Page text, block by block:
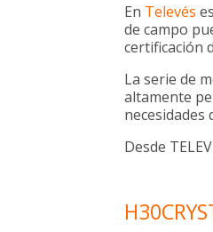
En Televés
de campo
certificación
La serie de
altamente
necesidades
Desde